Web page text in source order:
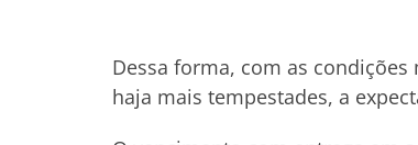
Dessa forma, com as
haja mais tempestades, a